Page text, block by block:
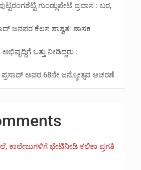
ಗುಂಡ್ಲುಪೇಟೆ ಪ್ರವಾಸ : ಬರ,
ಜನಪರ ಕೆಲಸ ಶಾಶ್ವತ: ಶಾಸಕ
ಒತ್ತು ನೀಡಿದ್ದರು :
ಅವರ 68ನೇ ಜನ್ಮೋತ್ಸವ ಆಚರಣೆ
ಕಾಲೇಜುಗಳಿಗೆ ಭೇಟಿನೀಡಿ ಕಲಿಕಾ ಪ್ರಗತಿ